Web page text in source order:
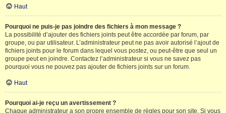
Haut
Pourquoi ne puis-je pas joindre des fichiers à mon message ?
La possibilité d’ajouter des fichiers joints peut être accordée par forum, par
groupe, ou par utilisateur. L’administrateur peut ne pas avoir autorisé l’ajout de
fichiers joints pour le forum dans lequel vous postez, ou peut-être que seul un
groupe peut en joindre. Contactez l’administrateur si vous ne savez pas
pourquoi vous ne pouvez pas ajouter de fichiers joints sur un forum.
Haut
Pourquoi ai-je reçu un avertissement ?
Chaque administrateur a son propre ensemble de règles pour son site. Si vous